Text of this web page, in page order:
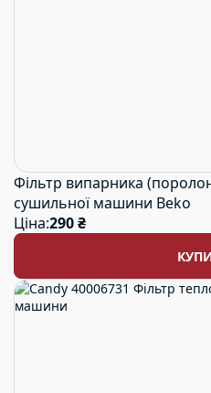
Вид запчастини
Фільтр
Фільтр випарника
сушильної машини Beko
Ціна:290 ₴